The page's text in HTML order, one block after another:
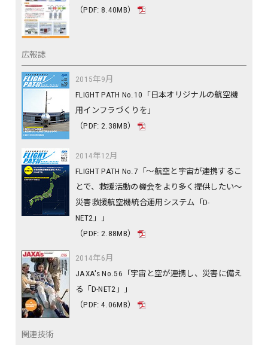
（PDF: 8.40MB）
広報誌
2015年9月
FLIGHT PATH No.10「日本オリジナルの航空機
用インフラづくりを」
（PDF: 2.38MB）
2014年12月
FLIGHT PATH No.7「～航空と宇宙が連携するこ
とで、救援活動の機会をより多く提供したい～
災害救援航空機統合運用システム「D-
NET2」」
（PDF: 2.88MB）
2014年6月
JAXA's No.56「宇宙と空が連携し、災害に備え
る「D-NET2」」
（PDF: 4.06MB）
関連技術